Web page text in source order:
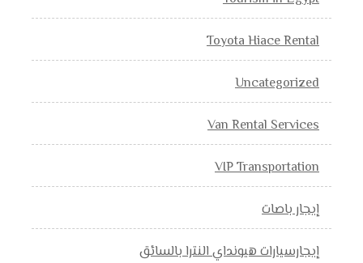
Toyota Hiace Rental
Uncategorized
Van Rental Services
VIP Transportation
إيجار باصات
إيجارسيارات هيونداي النترا بالسائق